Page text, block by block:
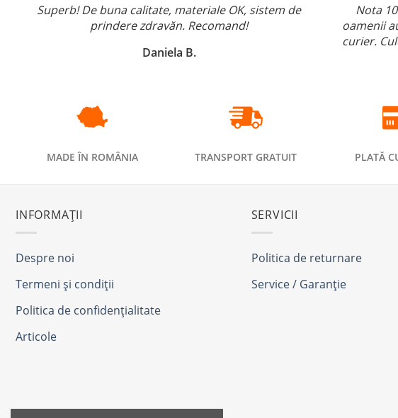
Superb! De buna calitate, materiale OK, sistem de
prindere zdravăn. Recomand!
Daniela B.
Nota
oamenii
curier.
MADE ÎN ROMÂNIA TRANSPORT GRATUIT PLATĂ
INFORMAȚII
Despre noi
Termeni și condiții
Politica de confidențialitate
Articole
SERVICII
Politica de returnare
Service / Garanție